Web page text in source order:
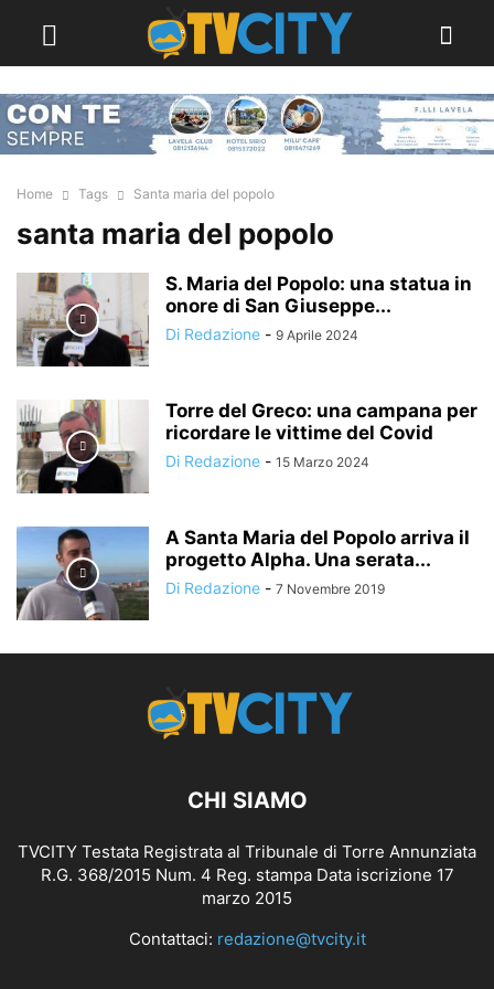
Home Tags Santa maria del popolo
santa maria del popolo
S. Maria del Popolo: una statua in
onore di San Giuseppe...
Di Redazione - 9 Aprile 2024
Torre del Greco: una campana per
ricordare le vittime del Covid
Di Redazione - 15 Marzo 2024
A Santa Maria del Popolo arriva il
progetto Alpha. Una serata...
Di Redazione - 7 Novembre 2019
CHI SIAMO
TVCITY Testata Registrata al Tribunale di Torre Annunziata
R.G. 368/2015 Num. 4 Reg. stampa Data iscrizione 17
marzo 2015
Contattaci: redazione@tvcity.it